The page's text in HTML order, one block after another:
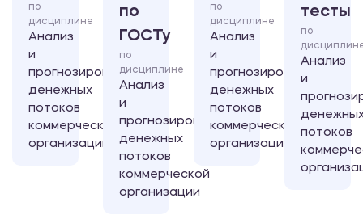
по
дисциплине
Анализ
и
прогнозирование
денежных
потоков
коммерческой
организации
по
ГОСТу
по
дисциплине
Анализ
и
прогнозирование
денежных
потоков
коммерческой
организации
по
дисциплине
Анализ
и
прогнозирование
денежных
потоков
коммерческой
организации
тесты
по
Анализ
и
потоков